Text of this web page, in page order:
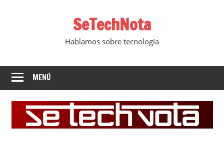
SeTechNota
Hablamos sobre tecnología
MENÚ